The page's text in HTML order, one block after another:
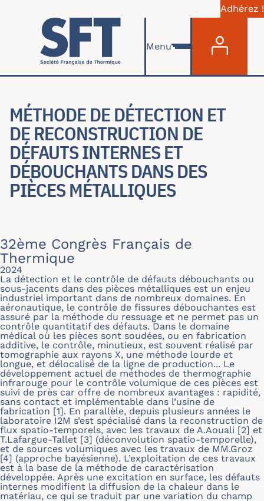
Skip to main content
Adhérez !
Menu
MÉTHODE DE DÉTECTION ET
DE RECONSTRUCTION DE
DÉFAUTS INTERNES ET
DÉBOUCHANTS DANS DES
PIÈCES MÉTALLIQUES
32ème Congrès Français de
Thermique
2024
La détection et le contrôle de défauts débouchants ou
sous-jacents dans des pièces métalliques est un enjeu
industriel important dans de nombreux domaines. En
aéronautique, le contrôle de fissures débouchantes est
assuré par la méthode du ressuage et ne permet pas un
contrôle quantitatif des défauts. Dans le domaine
médical où les pièces sont soudées, ou en fabrication
additive, le contrôle, minutieux, est souvent réalisé par
tomographie aux rayons X, une méthode lourde et
longue, et délocalisé de la ligne de production... Le
développement actuel de méthodes de thermographie
infrarouge pour le contrôle volumique de ces pièces est
suivi de près car offre de nombreux avantages : rapidité,
sans contact et implémentable dans l’usine de
fabrication [1]. En parallèle, depuis plusieurs années le
laboratoire I2M s’est spécialisé dans la reconstruction de
flux spatio-temporels, avec les travaux de A.Aouali [2] et
T.Lafargue-Tallet [3] (déconvolution spatio-temporelle),
et de sources volumiques avec les travaux de MM.Groz
[4] (approche bayésienne). L’exploitation de ces travaux
est à la base de la méthode de caractérisation
développée. Après une excitation en surface, les défauts
internes modifient la diffusion de la chaleur dans le
matériau, ce qui se traduit par une variation du champ